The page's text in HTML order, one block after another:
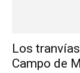
Los
Campo de